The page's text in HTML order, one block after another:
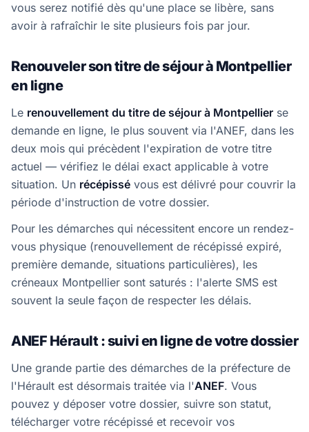
vous serez notifié dès qu'une place se libère, sans
avoir à rafraîchir le site plusieurs fois par jour.
Renouveler son titre de séjour à Montpellier
en ligne
Le renouvellement du titre de séjour à Montpellier se
demande en ligne, le plus souvent via l'ANEF, dans les
deux mois qui précèdent l'expiration de votre titre
actuel — vérifiez le délai exact applicable à votre
situation. Un récépissé vous est délivré pour couvrir la
période d'instruction de votre dossier.
Pour les démarches qui nécessitent encore un rendez-
vous physique (renouvellement de récépissé expiré,
première demande, situations particulières), les
créneaux Montpellier sont saturés : l'alerte SMS est
souvent la seule façon de respecter les délais.
ANEF Hérault : suivi en ligne de votre dossier
Une grande partie des démarches de la préfecture de
l'Hérault est désormais traitée via l'ANEF. Vous
pouvez y déposer votre dossier, suivre son statut,
télécharger votre récépissé et recevoir vos